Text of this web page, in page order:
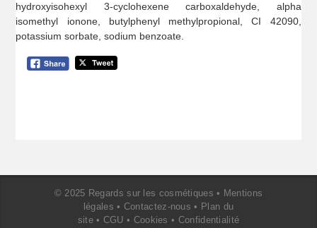
hydroxyisohexyl 3-cyclohexene carboxaldehyde, alpha
isomethyl ionone, butylphenyl methylpropional, CI 42090,
potassium sorbate, sodium benzoate.
© 2025 Regards sur les cosmétiques • Mentions
légales • Contactez-nous • Plan du
site• CGU • Cookies • Confidentialité